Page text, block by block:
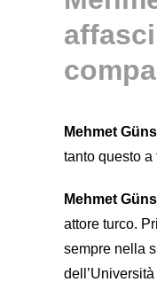
Mehmet
tanto questo
Mehmet
attore turco.
sempre nella